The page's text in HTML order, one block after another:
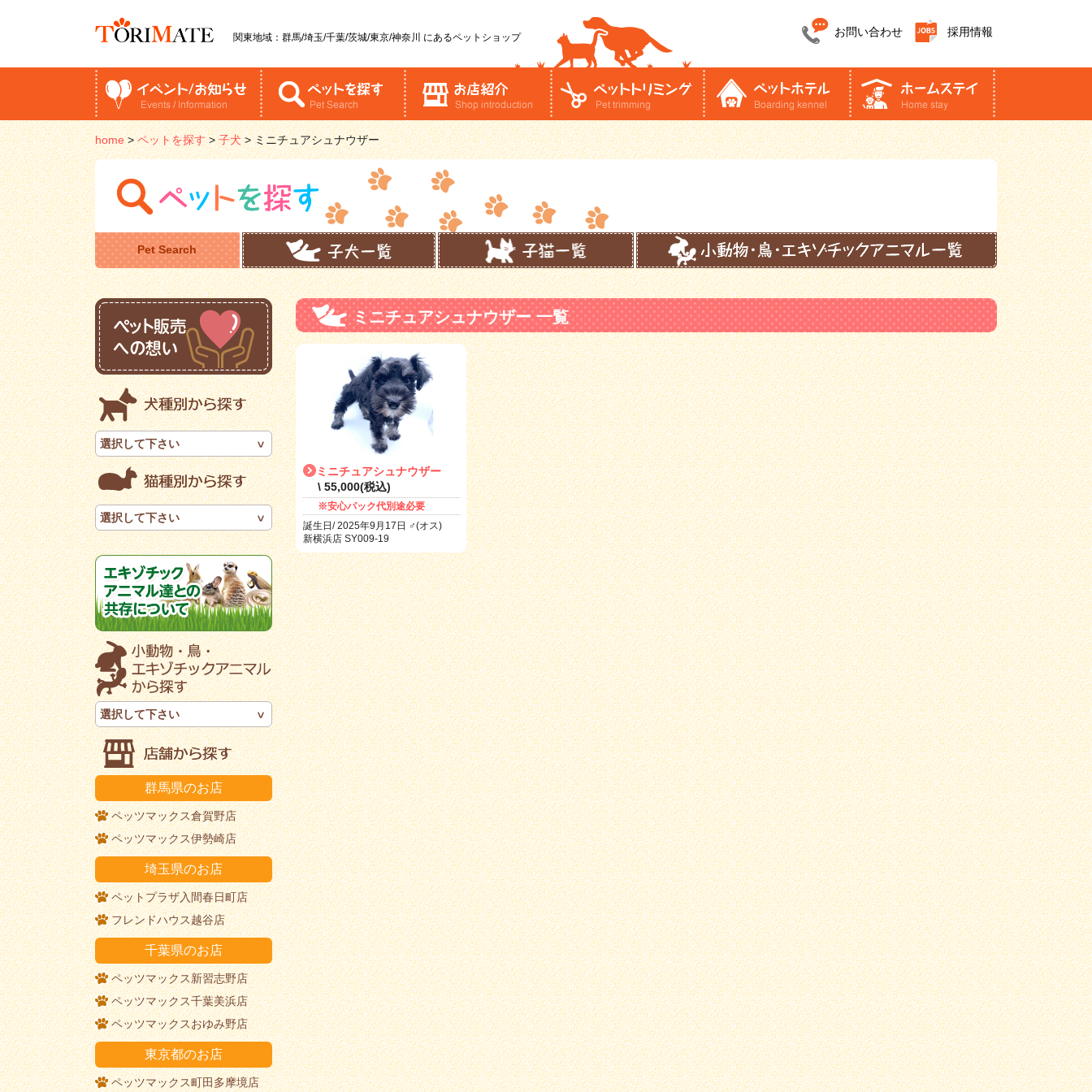
関東地域：群馬/埼玉/千葉/茨城/東京/神奈川 にあるペットショップ お問い合わせ 採用情報
home>ペットを探す>子犬>ミニチュアシュナウザー
Pet Search
選択して下さい
選択して下さい
選択して下さい
群馬県のお店
ペッツマックス倉賀野店
ペッツマックス伊勢崎店
埼玉県のお店
ペットプラザ入間春日町店
フレンドハウス越谷店
千葉県のお店
ペッツマックス新習志野店
ペッツマックス千葉美浜店
ペッツマックスおゆみ野店
東京都のお店
ペッツマックス町田多摩境店
ミニチュアシュナウザー 一覧
ミニチュアシュナウザー
\ 55,000(税込)
※安心パック代別途必要
誕生日/ 2025年9月17日 ♂(オス)
新横浜店 SY009-19